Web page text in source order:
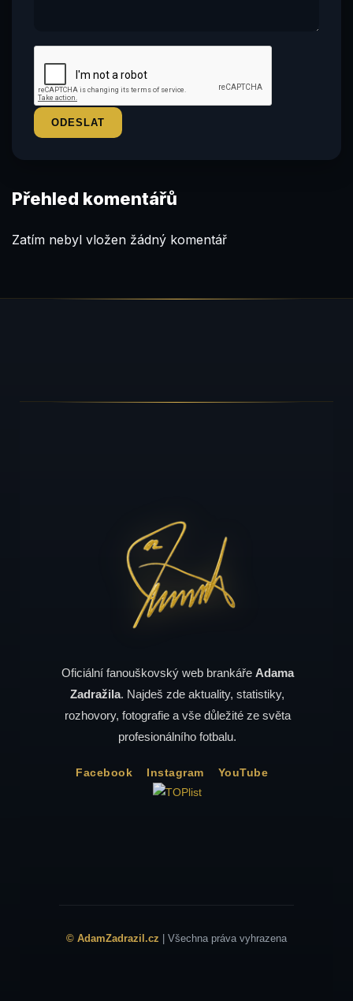
Přehled komentářů
Zatím nebyl vložen žádný komentář
Oficiální fanouškovský web brankáře Adama
Zadražila. Najdeš zde aktuality, statistiky,
rozhovory, fotografie a vše důležité ze světa
profesionálního fotbalu.
Facebook Instagram YouTube
© AdamZadrazil.cz | Všechna práva vyhrazena